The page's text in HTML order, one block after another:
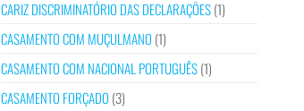
CARIZ DISCRIMINATÓRIO DAS DECLARAÇÕES(1)
CASAMENTO COM MUÇULMANO (1)
CASAMENTO COM NACIONAL PORTUGUÊS(1)
CASAMENTO FORÇADO (3)